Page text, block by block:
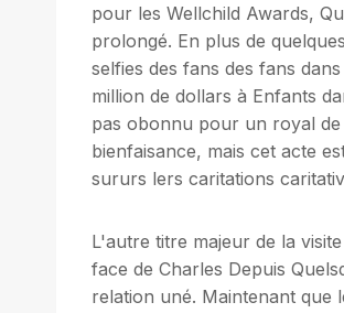
pour les Wellchild Awards,
prolongé. En plus de
selfies des fans des fans
million de dollars à Enfants
pas obonnu pour un royal
bienfaisance, mais cet acte
sururs lers caritations
L'autre titre majeur de la
face de Charles Depuis
relation uné. Maintenant que